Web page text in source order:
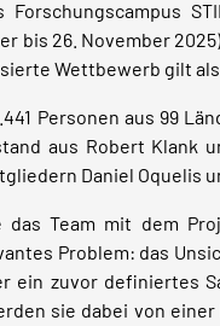
bis 26. November
Wettbewerb gilt
Personen aus 99
aus Robert Klank
Daniel Oquelis
Team mit dem
Problem: das
ein zuvor definiertes
sie dabei von